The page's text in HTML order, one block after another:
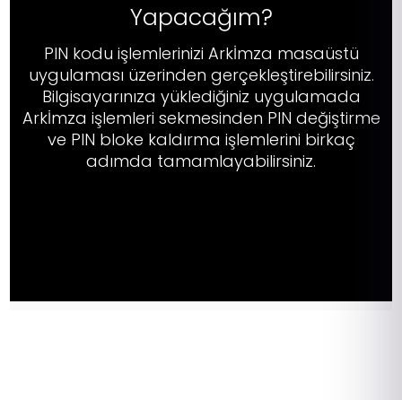
Yapacağım?
PIN kodu işlemlerinizi Arkİmza masaüstü
uygulaması üzerinden gerçekleştirebilirsiniz.
Bilgisayarınıza yüklediğiniz uygulamada
Arkİmza işlemleri sekmesinden PIN değiştirme
ve PIN bloke kaldırma işlemlerini birkaç
adımda tamamlayabilirsiniz.